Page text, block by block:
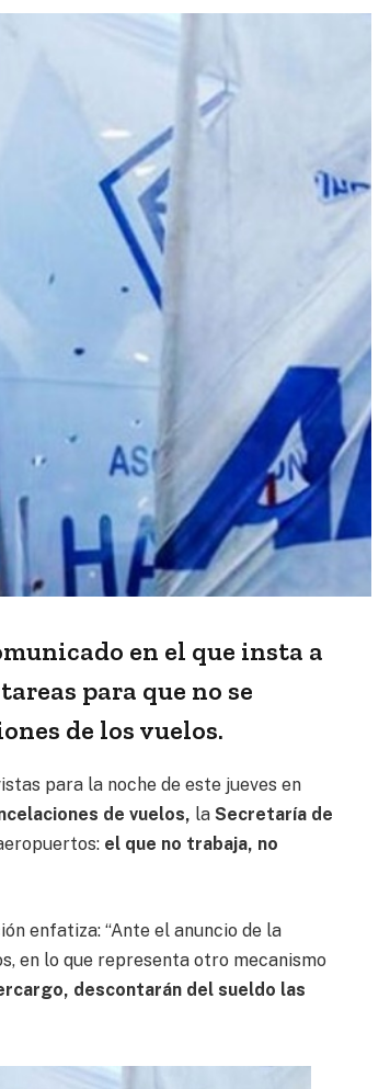
en el que insta a
para que no se
de los vuelos.
para la noche de este jueves en
de vuelos, laSecretaría de
el que no trabaja, no
enfatiza: “Ante el anuncio de la
en lo que representa otro mecanismo
descontarán del sueldo las